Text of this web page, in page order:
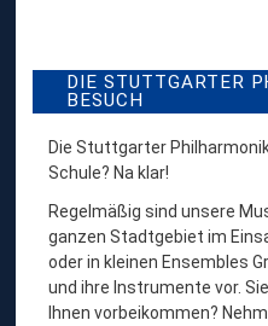
DIE STUTTGARTER
BESUCH
Die Stuttgarter
Schule? Na klar!
Regelmäßig sind unsere
ganzen Stadtgebiet im
oder in kleinen Ensembles
und ihre Instrumente vor.
Ihnen vorbeikommen?